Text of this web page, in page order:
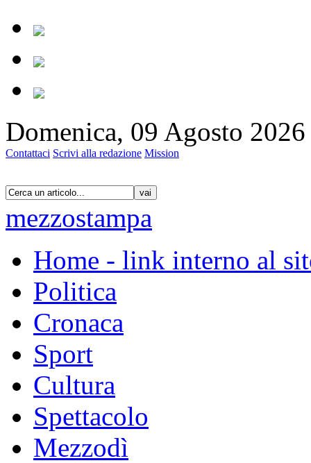
Domenica, 09 Agosto
Contattaci Scrivi alla redazione Mission
vai
mezzostampa
Home - link interno al
Politica
Cronaca
Sport
Cultura
Spettacolo
Mezzodì